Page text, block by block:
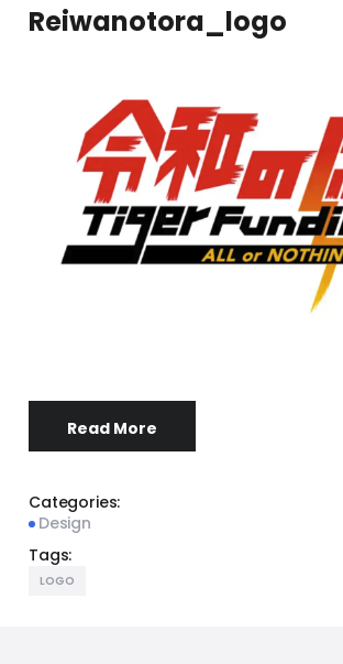
Reiwanotora_logo
Read More
Categories:
Design
Tags:
LOGO